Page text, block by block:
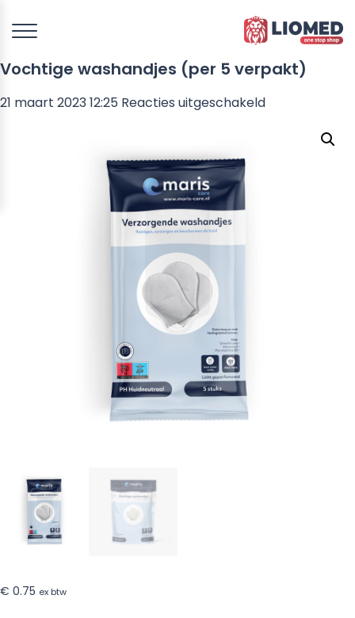
Vochtige washandjes (per 5 verpakt)
21 maart 2023 12:25 Reacties uitgeschakeldvoor
washandjes
€ 0.75 ex btw